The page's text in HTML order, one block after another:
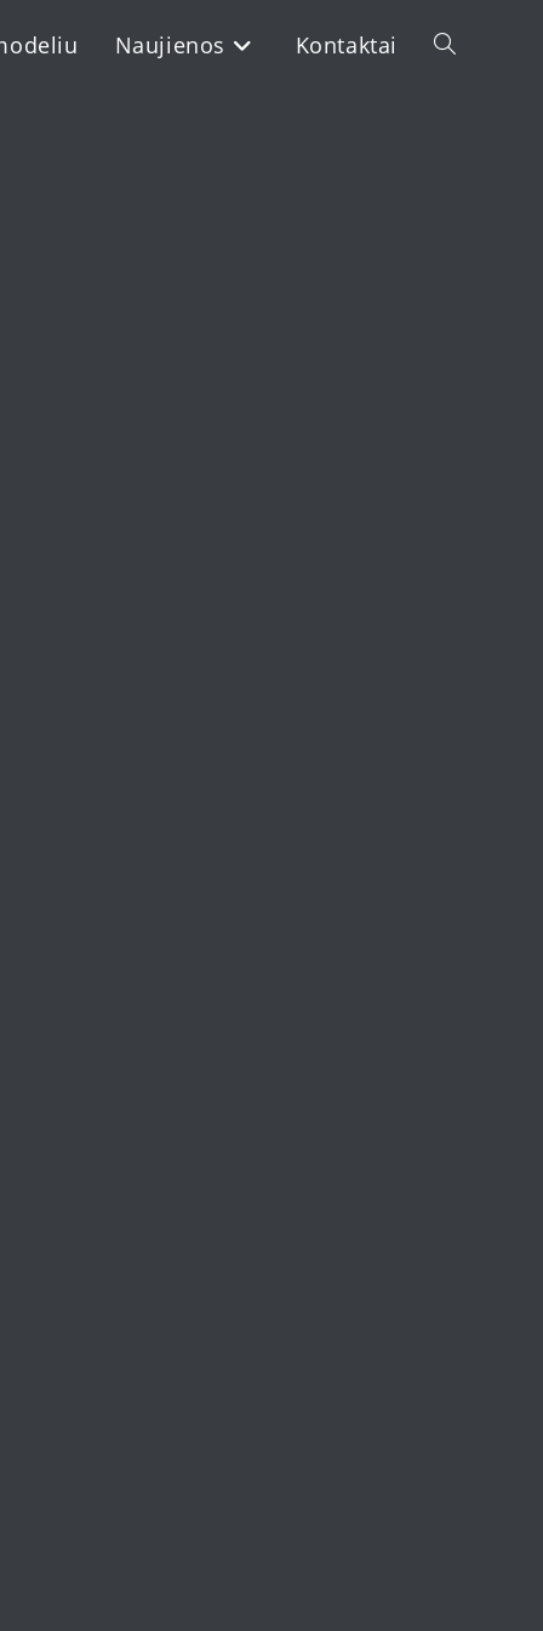
Naujienos Kontaktai Toggle